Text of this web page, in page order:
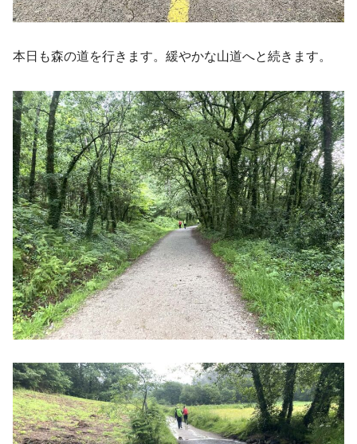
本日も森の道を行きます。緩やかな山道へと続きます。